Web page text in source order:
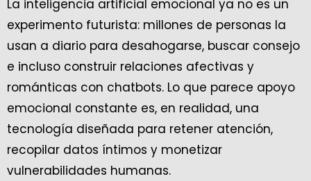
La inteligencia artificial emocional ya no es un
experimento futurista: millones de personas la
usan a diario para desahogarse, buscar consejo
e incluso construir relaciones afectivas y
románticas con chatbots. Lo que parece apoyo
emocional constante es, en realidad, una
tecnología diseñada para retener atención,
recopilar datos íntimos y monetizar
vulnerabilidades humanas.